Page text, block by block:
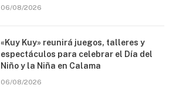
06/08/2026
«Kuy Kuy» reunirá juegos, talleres y
espectáculos para celebrar el Día del
Niño y la Niña en Calama
06/08/2026